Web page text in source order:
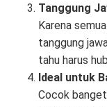
Tanggung
Karena
tanggung
tahu harus
Ideal untuk
Cocok